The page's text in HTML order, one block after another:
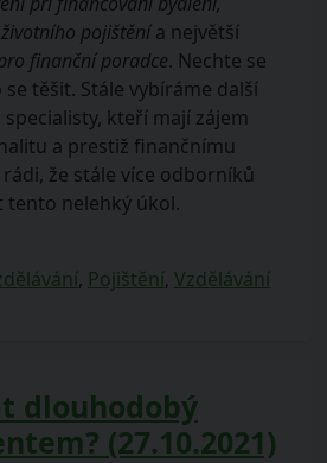
pojištěnía největší
finanční poradce. Nechte se
těšit. Stále vybíráme další
kteří mají zájem
a prestiž finančnímu
že stále více odborníků
tento nelehký úkol.
, Pojištění, Vzdělávání
dlouhodobý
(27.10.2021)